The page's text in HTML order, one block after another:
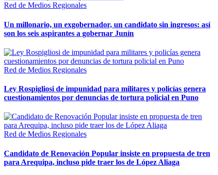
Red de Medios Regionales
Un millonario, un exgobernador, un candidato sin ingresos: así
son los seis aspirantes a gobernar Junín
Red de Medios Regionales
Ley Rospigliosi de impunidad para militares y policías genera
cuestionamientos por denuncias de tortura policial en Puno
Red de Medios Regionales
Candidato de Renovación Popular insiste en propuesta de tren
para Arequipa, incluso pide traer los de López Aliaga